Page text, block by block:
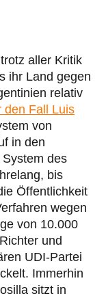
aller Kritik
ihr Land gegen
relativ
den Fall Luis
von
in den
des
bis
Öffentlichkeit
wegen
von 10.000
und
UDI-Partei
Immerhin
sitzt in